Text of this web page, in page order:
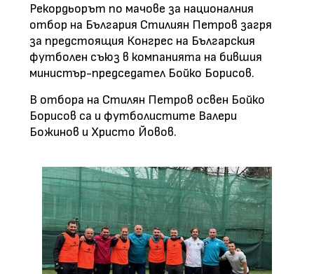
Рекордьорът по мачове за националния
отбор на България Стилиян Петров загря
за предстоящия Конгрес на Българския
футболен съюз в компанията на бившия
министър-председател Бойко Борисов.
В отбора на Стилян Петров освен Бойко
Борисов са и футболистите Валери
Божинов и Христо Йовов.